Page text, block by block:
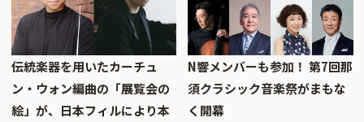
伝統楽器を用いたカーチュ
ン・ウォン編曲の「展覧会の
絵」が、日本フィルにより本
N響メンバーも参加！ 第7回那
須クラシック音楽祭がまもな
く開幕